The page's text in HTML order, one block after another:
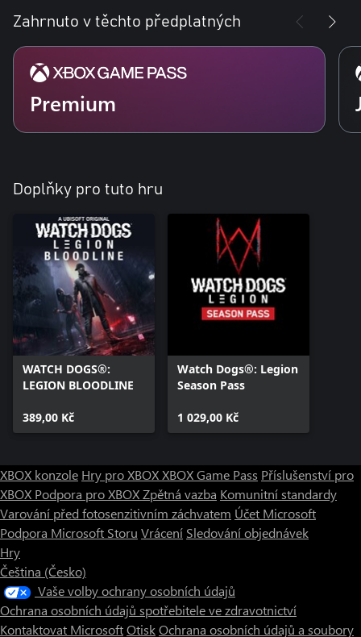
Zahrnuto v těchto předplatných
Premium
Doplňky pro tuto hru
WATCH DOGS®:
LEGION BLOODLINE
389,00 Kč
Watch Dogs®: Legion
Season Pass
1 029,00 Kč
XBOX konzole Hry pro XBOXXBOX Game Pass Příslušenství pro
XBOX Podpora pro XBOXZpětná vazba Komunitní standardy
Varování před fotosenzitivním záchvatem Účet Microsoft
Podpora Microsoft Storu Vrácení Sledování objednávek
Hry
Čeština (Česko)
Vaše volby ochrany osobních údajů
Ochrana osobních údajů spotřebitele ve zdravotnictví
Kontaktovat MicrosoftOtiskOchrana osobních údajů a soubory